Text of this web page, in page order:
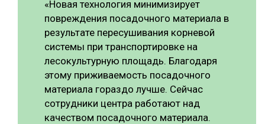
«Новая технология минимизирует
повреждения посадочного материала в
результате пересушивания корневой
системы при транспортировке на
лесокультурную площадь. Благодаря
этому приживаемость посадочного
материала гораздо лучше. Сейчас
сотрудники центра работают над
качеством посадочного материала.